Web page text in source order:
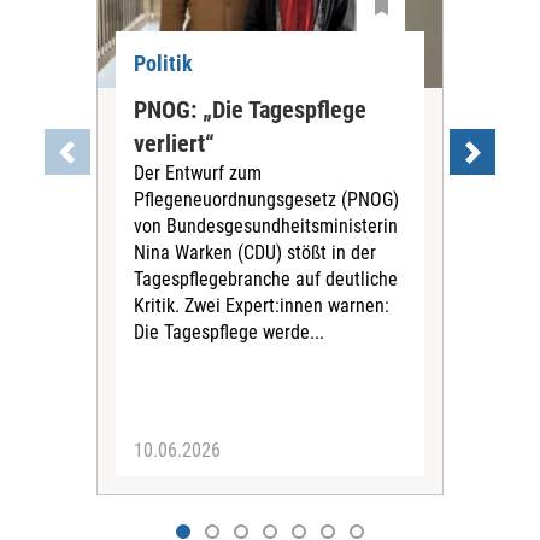
Politik
PNOG: „Die Tagespflege
verliert“
Der Entwurf zum
Pflegeneuordnungsgesetz (PNOG)
von Bundesgesundheitsministerin
Nina Warken (CDU) stößt in der
Tagespflegebranche auf deutliche
Kritik. Zwei Expert:innen warnen:
Die Tagespflege werde...
10.06.2026